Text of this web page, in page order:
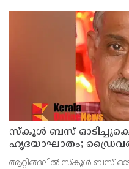
സ്കൂൾ ബസ്
ഹൃദയാഘാതം; ഡ്രൈവർ
ഇടിച്ചുനിന്നു; രണ്ട്
ആറ്റിങ്ങലിൽ സ്കൂൾ ബസ്